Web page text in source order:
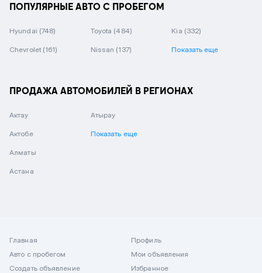
ПОПУЛЯРНЫЕ АВТО С ПРОБЕГОМ
Hyundai (748) Toyota (484) Kia (332)
Chevrolet (161) Nissan (137) Показать еще
ПРОДАЖА АВТОМОБИЛЕЙ В РЕГИОНАХ
Актау
Актобе
Алматы
Астана
Атырау
Показать еще
Главная
Авто с пробегом
Создать объявление
Профиль
Мои объявления
Избранное